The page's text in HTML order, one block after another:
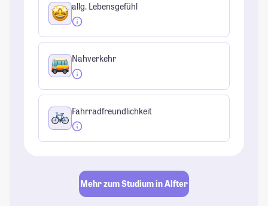
allg. Lebensgefühl
Nahverkehr
Fahrradfreundlichkeit
Mehr zum Studium in Alfter